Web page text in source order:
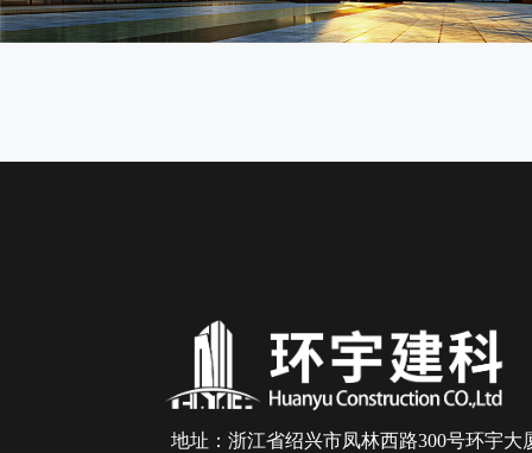
地址：浙江省绍兴市凤林西路300号环宇大